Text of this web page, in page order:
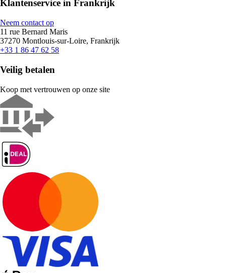
Klantenservice in Frankrijk
Neem contact op
11 rue Bernard Maris
37270 Montlouis-sur-Loire, Frankrijk
+33 1 86 47 62 58
Veilig betalen
Koop met vertrouwen op onze site